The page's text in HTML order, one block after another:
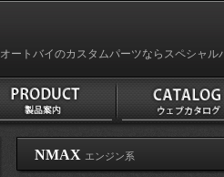
オートバイのカスタムパーツならスペシャル
NMAX エンジン系